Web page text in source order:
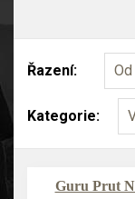
Řazení:
Kategorie:
Guru Prut